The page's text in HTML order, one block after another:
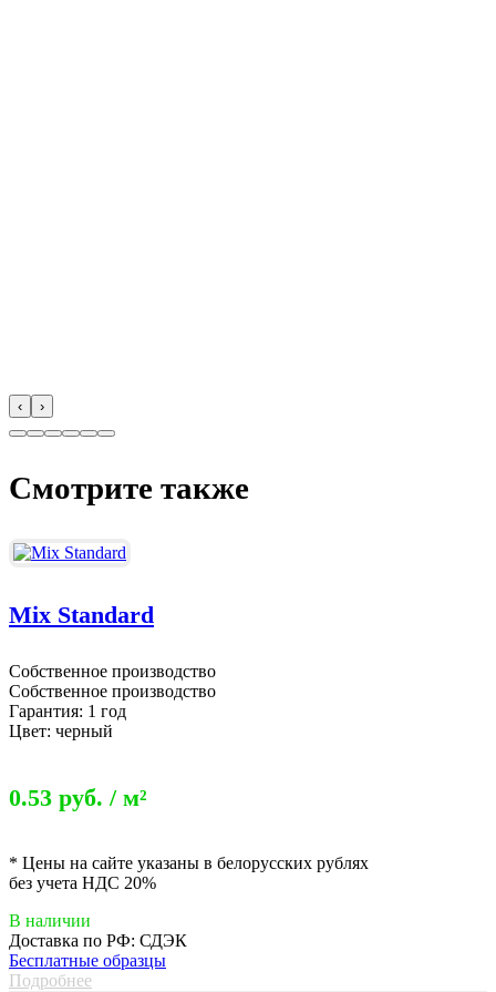
‹ ›
Смотрите также
Mix Standard
Собственное производство
Собственное производство
Гарантия: 1 год
Цвет: черный
0.53 руб. / м²
* Цены на сайте указаны в белорусских рублях
без учета НДС 20%
В наличии
Доставка по РФ: СДЭК
Бесплатные образцы
Подробнее